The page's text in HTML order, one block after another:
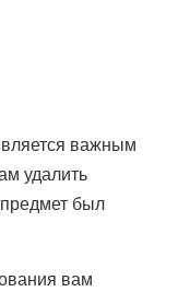
важным
удалить
был
вам